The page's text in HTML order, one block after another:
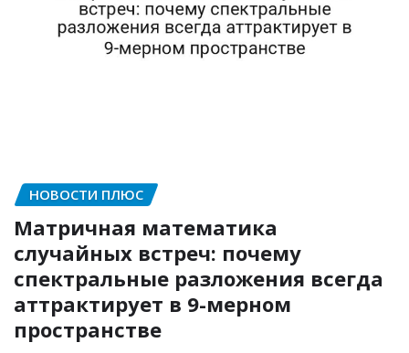
НОВОСТИ ПЛЮС
Матричная математика
случайных встреч: почему
спектральные разложения всегда
аттрактирует в 9-мерном
пространстве